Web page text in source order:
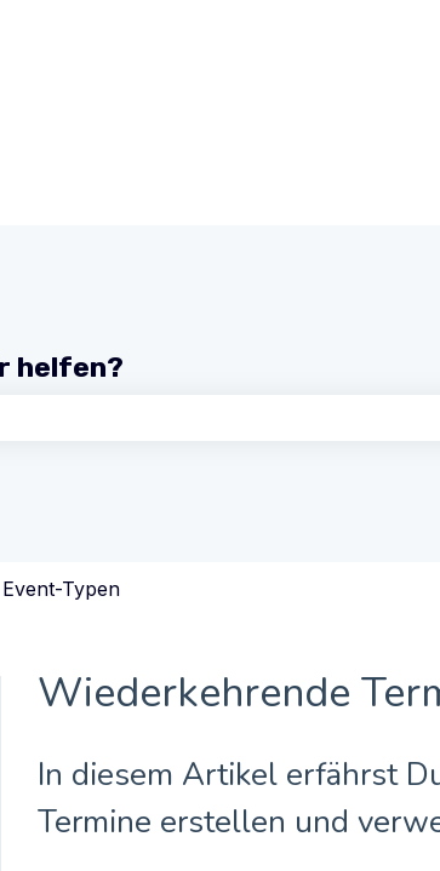
helfen?
Event-Typen
Wiederkehrende
In diesem Artikel erfährst
Termine erstellen und